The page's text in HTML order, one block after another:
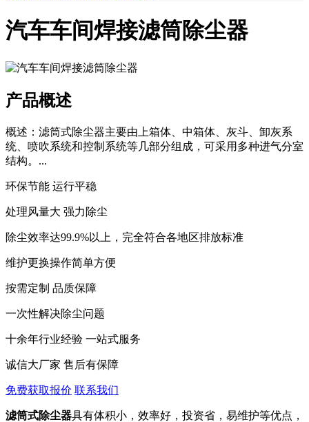
汽车车间焊接滤筒除尘器
产品概述
概述：滤筒式除尘器主要由上箱体、中箱体、灰斗、卸灰系
统、喷吹系统和控制系统等几部分组成，可采用多种进气分室
结构。...
环保节能 运行平稳
处理风量大 强力除尘
除尘效率达99.9%以上，完全符合各地区排放标准
维护更换操作简单方便
按需定制 品质保障
一次性解决除尘问题
十余年行业经验 一站式服务
诚信大厂家 售后有保障
免费获取报价 联系我们
滤筒式除尘器具有体积小，效率好，投资省，易维护等优点，